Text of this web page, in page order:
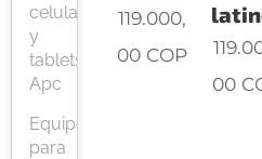
celular
y
tablets
Apc
Equipos
para
119.000,
00 COP
00